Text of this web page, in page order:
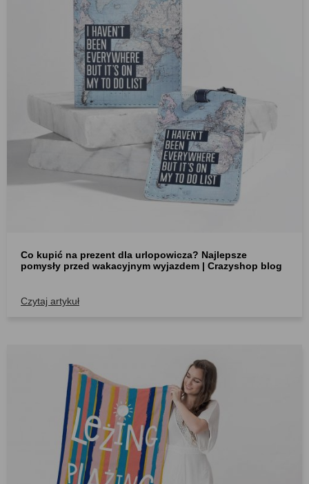
Co kupić na prezent dla urlopowicza? Najlepsze
pomysły przed wakacyjnym wyjazdem | Crazyshop blog
Czytaj artykuł